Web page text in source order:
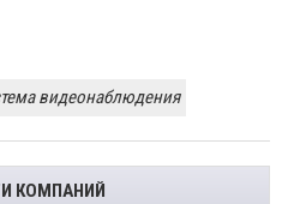
видеонаблюдения
КОМПАНИЙ